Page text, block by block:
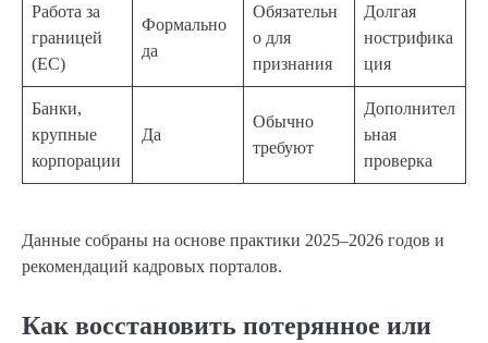
Работа за
границей
(ЕС)
Формально
да
Обязательн
о для
признания
Долгая
нострифика
ция
Банки,
крупные
корпорации
Да
Обычно
требуют
Дополнител
ьная
проверка
Данные собраны на основе практики 2025–2026 годов и
рекомендаций кадровых порталов.
Как восстановить потерянное или